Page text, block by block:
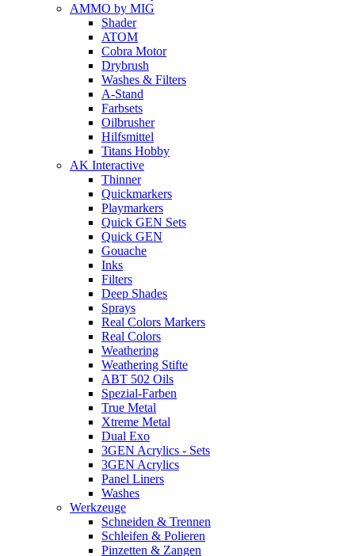
AMMO by MIG
Shader
ATOM
Cobra Motor
Drybrush
Washes & Filters
A-Stand
Farbsets
Oilbrusher
Hilfsmittel
Titans Hobby
AK Interactive
Thinner
Quickmarkers
Playmarkers
Quick GEN Sets
Quick GEN
Gouache
Inks
Filters
Deep Shades
Sprays
Real Colors Markers
Real Colors
Weathering
Weathering Stifte
ABT 502 Oils
Spezial-Farben
True Metal
Xtreme Metal
Dual Exo
3GEN Acrylics - Sets
3GEN Acrylics
Panel Liners
Washes
Werkzeuge
Schneiden & Trennen
Schleifen & Polieren
Pinzetten & Zangen